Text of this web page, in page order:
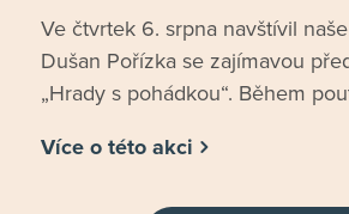
Ve čtvrtek 6. srpna navštívil
Dušan Pořízka se zajímavou
„Hrady s pohádkou“. Během
Více o této akci